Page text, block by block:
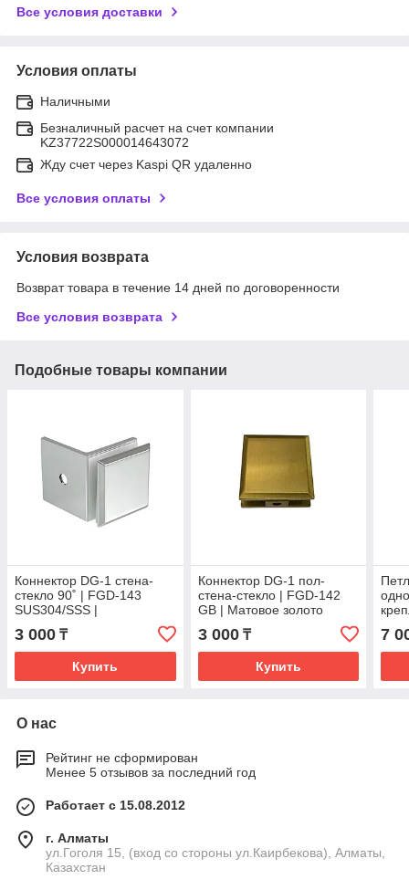
Все условия доставки
Условия оплаты
Наличными
Безналичный расчет на счет компании
KZ37722S000014643072
Жду счет через Kaspi QR удаленно
Все условия оплаты
Условия возврата
Возврат товара в течение 14 дней по договоренности
Все условия возврата
Подобные товары компании
Коннектор DG-1 стена-
стекло 90˚ | FGD-143
SUS304/SSS |
Нержавейка/Матовая
3 000 ₸
Купить
Коннектор DG-1 пол-
стена-стекло | FGD-142
GB | Матовое золото
3 000₸
Купить
7
О нас
Рейтинг не сформирован
Менее 5 отзывов за последний год
Работает с 15.08.2012
г. Алматы
ул.Гоголя 15, (вход со стороны ул.Каирбекова), Алматы,
Казахстан